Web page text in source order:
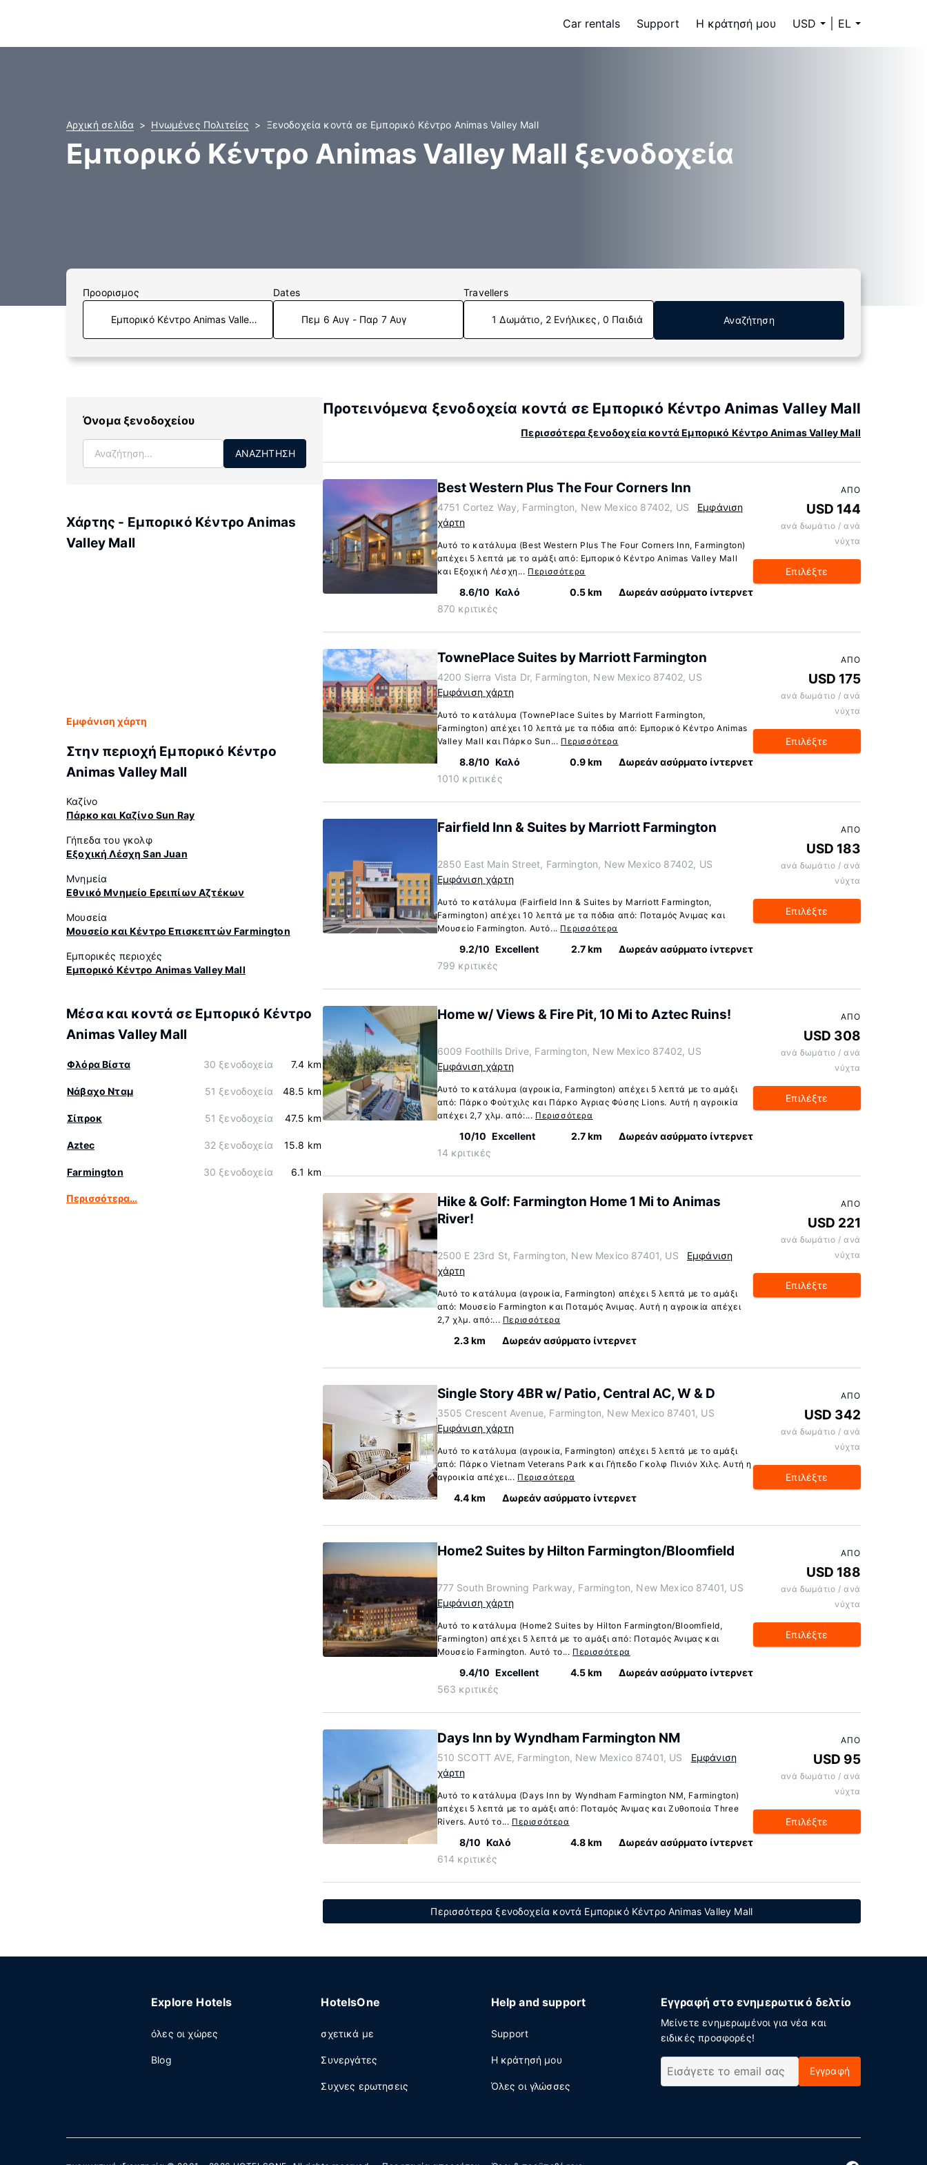
Car rentals Support Η κράτησή μου USD EL
Αρχική σελίδα Ηνωμένες Πολιτείες Ξενοδοχεία κοντά σε Εμπορικό Κέντρο Animas Valley Mall
Εμπορικό Κέντρο Animas Valley Mall ξενοδοχεία
Προορισμος Dates
Πεμ 6 Αυγ - Παρ 7 Αυγ
Travellers
1 Δωμάτιο, 2 Ενήλικες, 0 Παιδιά Αναζήτηση
Όνομα ξενοδοχείου
ΑΝΑΖΉΤΗΣΗ
Χάρτης - Εμπορικό Κέντρο Animas
Valley Mall
Εμφάνιση χάρτη
Στην περιοχή Εμπορικό Κέντρο
Animas Valley Mall
Καζίνο
Πάρκο και Καζίνο Sun Ray
Γήπεδα του γκολφ
Εξοχική Λέσχη San Juan
Μνημεία
Εθνικό Μνημείο Ερειπίων Αζτέκων
Μουσεία
Μουσείο και Κέντρο Επισκεπτών Farmington
Εμπορικές περιοχές
Εμπορικό Κέντρο Animas Valley Mall
Μέσα και κοντά σε Εμπορικό Κέντρο
Animas Valley Mall
Φλόρα Βίστα 30 ξενοδοχεία 7.4 km
Νάβαχο Νταμ 51 ξενοδοχεία 48.5 km
Σίπροκ 51 ξενοδοχεία 47.5 km
Aztec 32 ξενοδοχεία 15.8 km
Farmington 30 ξενοδοχεία 6.1 km
Περισσότερα…
Προτεινόμενα ξενοδοχεία κοντά σε Εμπορικό Κέντρο Animas Valley Mall
Περισσότερα ξενοδοχεία κοντά Εμπορικό Κέντρο Animas Valley Mall
Best Western Plus The Four Corners Inn
4751 Cortez Way, Farmington, New Mexico 87402, US
Εμφάνιση
χάρτη
Αυτό το κατάλυμα (Best Western Plus The Four Corners Inn, Farmington)
απέχει 5 λεπτά με το αμάξι από: Εμπορικό Κέντρο Animas Valley Mall
και Εξοχική Λέσχη... Περισσότερα
8.6/10 Καλό
870 κριτικές
0.5 km Δωρεάν ασύρματο ίντερνετ
ΑΠΌ
USD 144
ανά δωμάτιο / ανά
νύχτα
Επιλέξτε
TownePlace Suites by Marriott Farmington
4200 Sierra Vista Dr, Farmington, New Mexico 87402, US
Εμφάνιση χάρτη
Αυτό το κατάλυμα (TownePlace Suites by Marriott Farmington,
Farmington) απέχει 10 λεπτά με τα πόδια από: Εμπορικό Κέντρο Animas
Valley Mall και Πάρκο Sun... Περισσότερα
8.8/10 Καλό
1010 κριτικές
0.9 km Δωρεάν ασύρματο ίντερνετ
ΑΠΌ
USD 175
ανά δωμάτιο / ανά
νύχτα
Επιλέξτε
Fairfield Inn & Suites by Marriott Farmington
2850 East Main Street, Farmington, New Mexico 87402, US
Εμφάνιση χάρτη
Αυτό το κατάλυμα (Fairfield Inn & Suites by Marriott Farmington,
Farmington) απέχει 10 λεπτά με τα πόδια από: Ποταμός Άνιμας και
Μουσείο Farmington. Αυτό... Περισσότερα
9.2/10 Excellent
799 κριτικές
2.7 km Δωρεάν ασύρματο ίντερνετ
ΑΠΌ
USD 183
ανά δωμάτιο / ανά
νύχτα
Επιλέξτε
Home w/ Views & Fire Pit, 10 Mi to Aztec Ruins!
6009 Foothills Drive, Farmington, New Mexico 87402, US
Εμφάνιση χάρτη
Αυτό το κατάλυμα (αγροικία, Farmington) απέχει 5 λεπτά με το αμάξι
από: Πάρκο Φούτχιλς και Πάρκο Άγριας Φύσης Lions. Αυτή η αγροικία
απέχει 2,7 χλμ. από:... Περισσότερα
10/10 Excellent
14 κριτικές
2.7 km Δωρεάν ασύρματο ίντερνετ
ΑΠΌ
USD 308
ανά δωμάτιο / ανά
νύχτα
Επιλέξτε
Hike & Golf: Farmington Home 1 Mi to Animas
River!
2500 E 23rd St, Farmington, New Mexico 87401, US
Εμφάνιση
χάρτη
Αυτό το κατάλυμα (αγροικία, Farmington) απέχει 5 λεπτά με το αμάξι
από: Μουσείο Farmington και Ποταμός Άνιμας. Αυτή η αγροικία απέχει
2,7 χλμ. από:... Περισσότερα
2.3 km Δωρεάν ασύρματο ίντερνετ
ΑΠΌ
USD 221
ανά δωμάτιο / ανά
νύχτα
Επιλέξτε
Single Story 4BR w/ Patio, Central AC, W & D
3505 Crescent Avenue, Farmington, New Mexico 87401, US
Εμφάνιση χάρτη
Αυτό το κατάλυμα (αγροικία, Farmington) απέχει 5 λεπτά με το αμάξι
από: Πάρκο Vietnam Veterans Park και Γήπεδο Γκολφ Πινιόν Χιλς. Αυτή η
αγροικία απέχει... Περισσότερα
4.4 km Δωρεάν ασύρματο ίντερνετ
ΑΠΌ
USD 342
ανά δωμάτιο / ανά
νύχτα
Επιλέξτε
Home2 Suites by Hilton Farmington/Bloomfield
777 South Browning Parkway, Farmington, New Mexico 87401, US
Εμφάνιση χάρτη
Αυτό το κατάλυμα (Home2 Suites by Hilton Farmington/Bloomfield,
Farmington) απέχει 5 λεπτά με το αμάξι από: Ποταμός Άνιμας και
Μουσείο Farmington. Αυτό το... Περισσότερα
9.4/10 Excellent
563 κριτικές
4.5 km Δωρεάν ασύρματο ίντερνετ
ΑΠΌ
USD 188
ανά δωμάτιο / ανά
νύχτα
Επιλέξτε
Days Inn by Wyndham Farmington NM
510 SCOTT AVE, Farmington, New Mexico 87401, US
Εμφάνιση
χάρτη
Αυτό το κατάλυμα (Days Inn by Wyndham Farmington NM, Farmington)
απέχει 5 λεπτά με το αμάξι από: Ποταμός Άνιμας και Ζυθοποιία Three
Rivers. Αυτό το... Περισσότερα
8/10 Καλό
614 κριτικές
4.8 km Δωρεάν ασύρματο ίντερνετ
ΑΠΌ
USD 95
ανά δωμάτιο / ανά
νύχτα
Επιλέξτε
Περισσότερα ξενοδοχεία κοντά Εμπορικό Κέντρο Animas Valley Mall
Explore Hotels
όλες οι χώρες
Blog
HotelsOne
σχετικά με
Συνεργάτες
Συχνες ερωτησεις
Help and support
Support
Η κράτησή μου
Όλες οι γλώσσες
Εγγραφή στο ενημερωτικό δελτίο
Μείνετε ενημερωμένοι για νέα και
ειδικές προσφορές!
Εγγραφή